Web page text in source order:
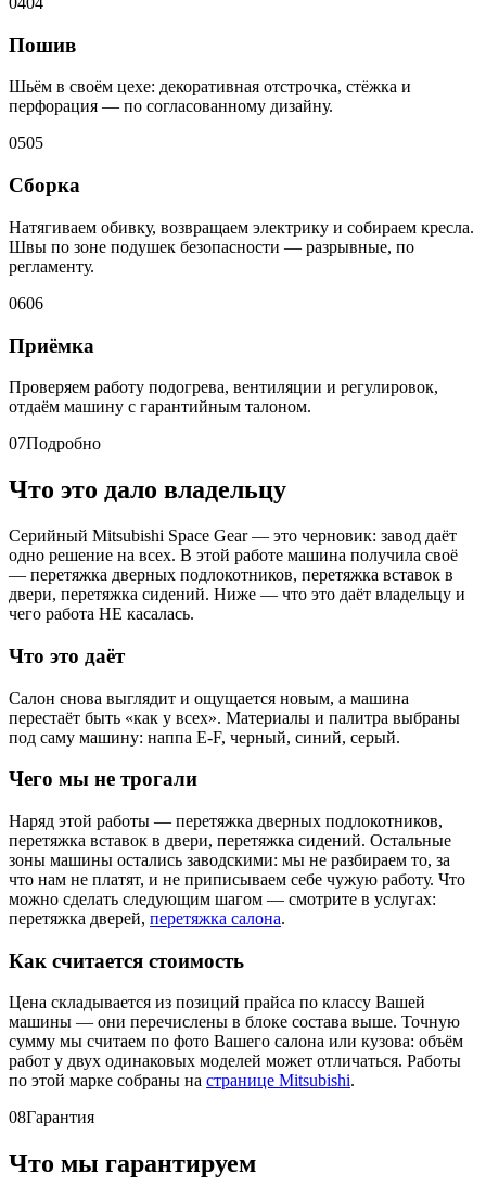
Пошив
Шьём в своём цехе: декоративная отстрочка, стёжка и
перфорация — по согласованному дизайну.
0505
Сборка
Натягиваем обивку, возвращаем электрику и собираем кресла.
Швы по зоне подушек безопасности — разрывные, по
регламенту.
0606
Приёмка
Проверяем работу подогрева, вентиляции и регулировок,
отдаём машину с гарантийным талоном.
07Подробно
Что это дало владельцу
Серийный Mitsubishi Space Gear — это черновик: завод даёт
одно решение на всех. В этой работе машина получила своё
— перетяжка дверных подлокотников, перетяжка вставок в
двери, перетяжка сидений. Ниже — что это даёт владельцу и
чего работа НЕ касалась.
Что это даёт
Салон снова выглядит и ощущается новым, а машина
перестаёт быть «как у всех». Материалы и палитра выбраны
под саму машину: наппа E-F, черный, синий, серый.
Чего мы не трогали
Наряд этой работы — перетяжка дверных подлокотников,
перетяжка вставок в двери, перетяжка сидений. Остальные
зоны машины остались заводскими: мы не разбираем то, за
что нам не платят, и не приписываем себе чужую работу. Что
можно сделать следующим шагом — смотрите в услугах:
перетяжка дверей, перетяжка салона.
Как считается стоимость
Цена складывается из позиций прайса по классу Вашей
машины — они перечислены в блоке состава выше. Точную
сумму мы считаем по фото Вашего салона или кузова: объём
работ у двух одинаковых моделей может отличаться. Работы
по этой марке собраны на странице Mitsubishi.
08Гарантия
Что мы гарантируем